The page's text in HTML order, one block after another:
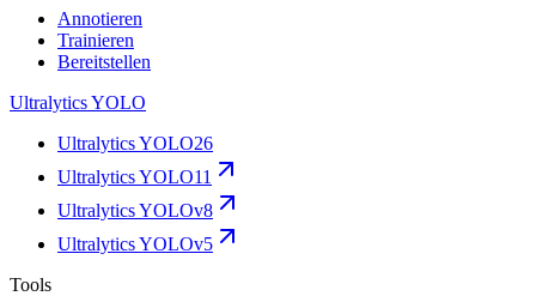
Annotieren
Trainieren
Bereitstellen
Ultralytics YOLO
Ultralytics YOLO26
Ultralytics YOLO11
Ultralytics YOLOv8
Ultralytics YOLOv5
Tools